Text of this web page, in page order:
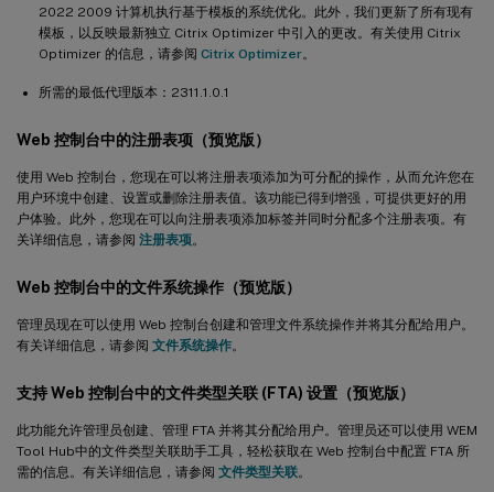
2022 2009 计算机执行基于模板的系统优化。此外，我们更新了所有现有
模板，以反映最新独立 Citrix Optimizer 中引入的更改。有关使用 Citrix
Optimizer 的信息，请参阅 Citrix Optimizer。
所需的最低代理版本：2311.1.0.1
Web 控制台中的注册表项（预览版）
使用 Web 控制台，您现在可以将注册表项添加为可分配的操作，从而允许您在
用户环境中创建、设置或删除注册表值。该功能已得到增强，可提供更好的用
户体验。此外，您现在可以向注册表项添加标签并同时分配多个注册表项。有
关详细信息，请参阅 注册表项。
Web 控制台中的文件系统操作（预览版）
管理员现在可以使用 Web 控制台创建和管理文件系统操作并将其分配给用户。
有关详细信息，请参阅 文件系统操作。
支持 Web 控制台中的文件类型关联 (FTA) 设置（预览版）
此功能允许管理员创建、管理 FTA 并将其分配给用户。管理员还可以使用 WEM
Tool Hub中的文件类型关联助手工具，轻松获取在 Web 控制台中配置 FTA 所
需的信息。有关详细信息，请参阅 文件类型关联。